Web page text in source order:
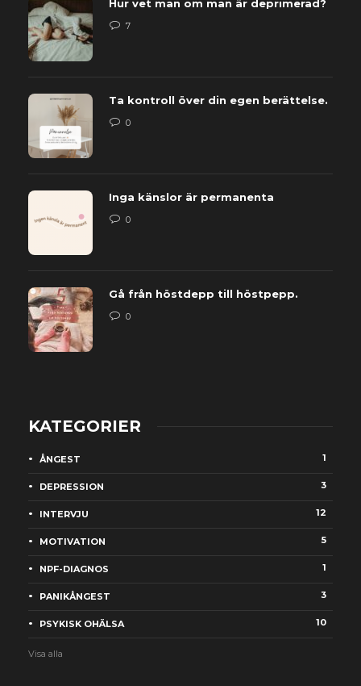
Hur vet man om man är deprimerad?
7
Ta kontroll över din egen berättelse.
0
Inga känslor är permanenta
0
Gå från höstdepp till höstpepp.
0
KATEGORIER
ÅNGEST 1
DEPRESSION 3
INTERVJU 12
MOTIVATION 5
NPF-DIAGNOS 1
PANIKÅNGEST 3
PSYKISK OHÄLSA 10
Visa alla